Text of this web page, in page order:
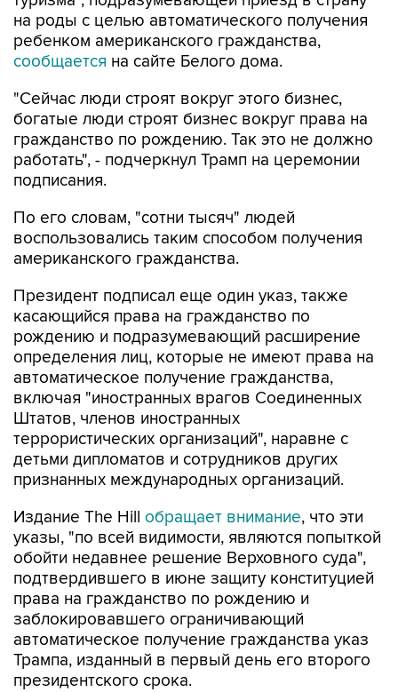
на роды с целью автоматического получения
ребенком американского гражданства,
сообщается на сайте Белого дома.
"Сейчас люди строят вокруг этого бизнес,
богатые люди строят бизнес вокруг права на
гражданство по рождению. Так это не должно
работать", - подчеркнул Трамп на церемонии
подписания.
По его словам, "сотни тысяч" людей
воспользовались таким способом получения
американского гражданства.
Президент подписал еще один указ, также
касающийся права на гражданство по
рождению и подразумевающий расширение
определения лиц, которые не имеют права на
автоматическое получение гражданства,
включая "иностранных врагов Соединенных
Штатов, членов иностранных
террористических организаций", наравне с
детьми дипломатов и сотрудников других
признанных международных организаций.
Издание The Hill обращает внимание, что эти
указы, "по всей видимости, являются попыткой
обойти недавнее решение Верховного суда",
подтвердившего в июне защиту конституцией
права на гражданство по рождению и
заблокировавшего ограничивающий
автоматическое получение гражданства указ
Трампа, изданный в первый день его второго
президентского срока.